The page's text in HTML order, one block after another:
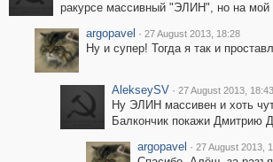
ракурсе массивный "ЭЛИН", но на мой
argopavel · 27 August 2013, 18:28
Ну и супер! Тогда я так и
AlekseySV · 27 August 2013, 18:43
Ну ЭЛИН массивен и хоть
Балкончик покажи Дмитрию
argopavel · 27 August 2013,